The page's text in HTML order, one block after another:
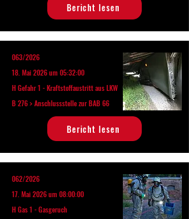
Bericht lesen
063/2026
18. Mai 2026 um 05:32:00
H Gefahr 1 - Kraftstoffaustritt aus LKW
B 276 > Anschlussstelle zur BAB 66
Bericht lesen
062/2026
17. Mai 2026 um 08:00:00
H Gas 1 - Gasgeruch